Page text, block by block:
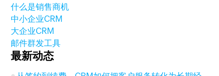
什么是销售商机
中小企业CRM
大企业CRM
邮件群发工具
最新动态